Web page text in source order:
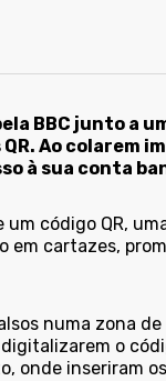
BBC junto a
Ao colarem
à sua conta
código QR,
em cartazes,
numa zona
o
onde inseriram